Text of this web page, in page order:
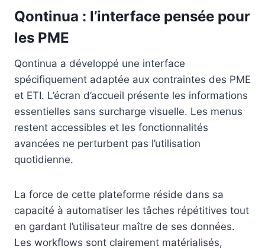
Qontinua : l’interface pensée pour
les PME
Qontinua a développé une interface
spécifiquement adaptée aux contraintes des PME
et ETI. L’écran d’accueil présente les informations
essentielles sans surcharge visuelle. Les menus
restent accessibles et les fonctionnalités
avancées ne perturbent pas l’utilisation
quotidienne.
La force de cette plateforme réside dans sa
capacité à automatiser les tâches répétitives tout
en gardant l’utilisateur maître de ses données.
Les workflows sont clairement matérialisés,